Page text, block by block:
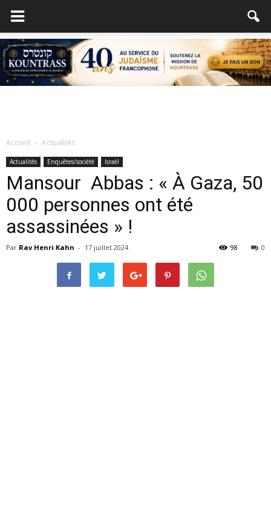
Accueil Actualités
Actualités Enquêtes/société Israël
Mansour Abbas : « À Gaza, 50
000 personnes ont été
assassinées » !
Par Rav Henri Kahn - 17 juillet 2024 0
98